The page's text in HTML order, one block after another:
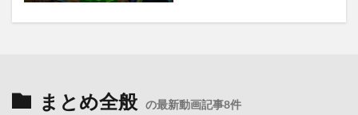
まとめ全般 の最新動画記事8件